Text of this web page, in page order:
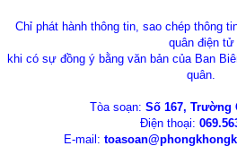
Chỉ phát hành thông tin, sao chép thông
quân điện tử
khi có sự đồng ý bằng văn bản của Ban
quân.
Tòa soạn: Số 167, Trường
Điện thoại:
E-mail: